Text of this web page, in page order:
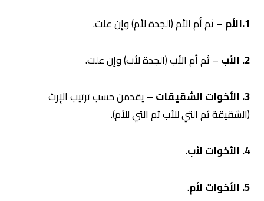
1.الأم
– ثم أم الأم (الجدة لأم) وإن علت.
2. الأب
– ثم أم الأب (الجدة لأب) وإن علت.
3. الأخوات الشقيقات
– يقدمن حسب ترتيب الإرث
(الشقيقة ثم التي للأب ثم التي للأم).
4. الأخوات لأب
.
5. الأخوات لأم
.